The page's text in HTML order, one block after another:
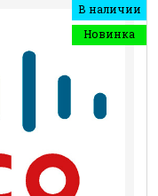
В наличии
Новинка